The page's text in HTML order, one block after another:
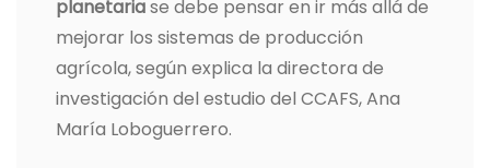
planetariase debe pensar en ir más allá de
mejorar los sistemas de producción
agrícola, según explica la directora de
investigación del estudio del CCAFS, Ana
María Loboguerrero.